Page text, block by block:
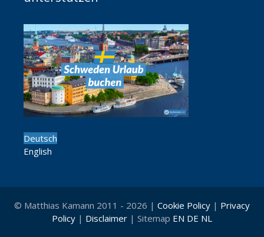
Deutsch
English
© Matthias Kamann 2011 - 2026 | Cookie Policy | Privacy
Policy | Disclaimer | Sitemap EN DE NL